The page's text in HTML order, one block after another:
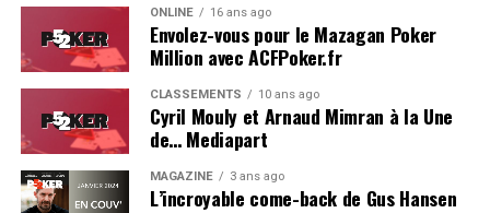
ONLINE 16 ans ago
Envolez-vous pour le Mazagan Poker
Million avec ACFPoker.fr
CLASSEMENTS 10 ans ago
Cyril Mouly et Arnaud Mimran à la Une
de… Mediapart
MAGAZINE 3 ans ago
L’incroyable come-back de Gus Hansen